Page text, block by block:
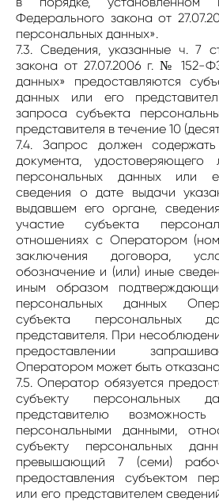
Федерального закона от
персональных данных».
7.3. Сведения, указанные ч. 7
закона от 27.07.2006 г. № 152-
данных» предоставляются
данных или его
запроса субъекта
представителя в течение 10
7.4. Запрос должен
документа, удостоверяющего
персональных данных или
сведения о дате выдачи
выдавшем его органе,
участие субъекта
отношениях с Оператором
заключения договора,
обозначение и (или) иные
иным образом
персональных данных
субъекта персональных
представителя. При
предоставлении
Оператором может быть
7.5. Оператор обязуется
субъекту персональных
представителю
персональными данными,
субъекту персональных
превышающий 7 (семи)
предоставления субъектом
или его представителем